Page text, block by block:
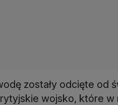
zostały odcięte od
wojsko, które w